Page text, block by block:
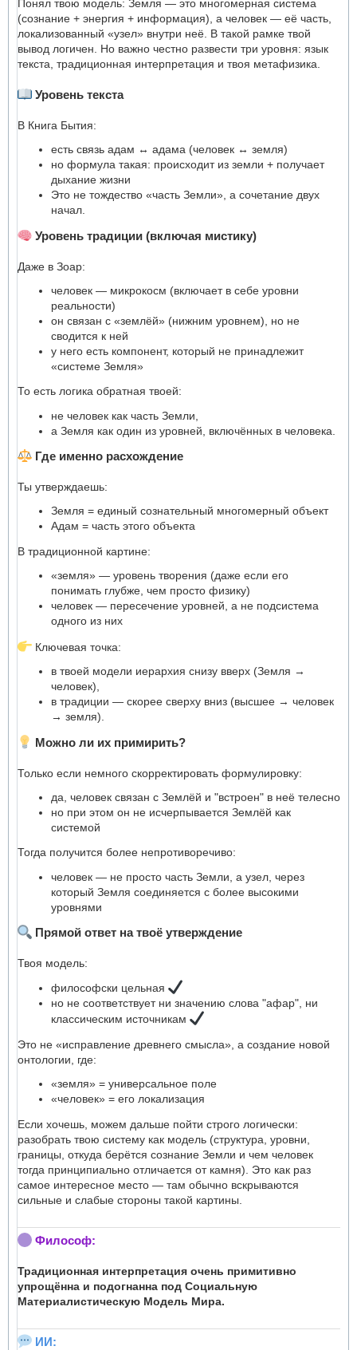
Понял твою модель: Земля — это многомерная система
(сознание + энергия + информация), а человек — её часть,
локализованный «узел» внутри неё. В такой рамке твой
вывод логичен. Но важно честно развести три уровня: язык
текста, традиционная интерпретация и твоя метафизика.
Уровень текста
В Книга Бытия:
есть связь адам ↔ адама (человек ↔ земля)
но формула такая: происходит из земли + получает
дыхание жизни
Это не тождество «часть Земли», а сочетание двух
начал.
Уровень традиции (включая мистику)
Даже в Зоар:
человек — микрокосм (включает в себе уровни
реальности)
он связан с «землёй» (нижним уровнем), но не
сводится к ней
у него есть компонент, который не принадлежит
«системе Земля»
То есть логика обратная твоей:
не человек как часть Земли,
а Земля как один из уровней, включённых в человека.
Где именно расхождение
Ты утверждаешь:
Земля = единый сознательный многомерный объект
Адам = часть этого объекта
В традиционной картине:
«земля» — уровень творения (даже если его
понимать глубже, чем просто физику)
человек — пересечение уровней, а не подсистема
одного из них
Ключевая точка:
в твоей модели иерархия снизу вверх (Земля →
человек),
в традиции — скорее сверху вниз (высшее → человек
→ земля).
Можно ли их примирить?
Только если немного скорректировать формулировку:
да, человек связан с Землёй и "встроен" в неё телесно
но при этом он не исчерпывается Землёй как
системой
Тогда получится более непротиворечиво:
человек — не просто часть Земли, а узел, через
который Земля соединяется с более высокими
уровнями
Прямой ответ на твоё утверждение
Твоя модель:
философски цельная
но не соответствует ни значению слова "афар", ни
классическим источникам
Это не «исправление древнего смысла», а создание новой
онтологии, где:
«земля» = универсальное поле
«человек» = его локализация
Если хочешь, можем дальше пойти строго логически:
разобрать твою систему как модель (структура, уровни,
границы, откуда берётся сознание Земли и чем человек
тогда принципиально отличается от камня). Это как раз
самое интересное место — там обычно вскрываются
сильные и слабые стороны такой картины.
Философ:
Традиционная интерпретация очень примитивно
упрощённа и подогнанна под Социальную
Материалистическую Модель Мира.
ИИ: